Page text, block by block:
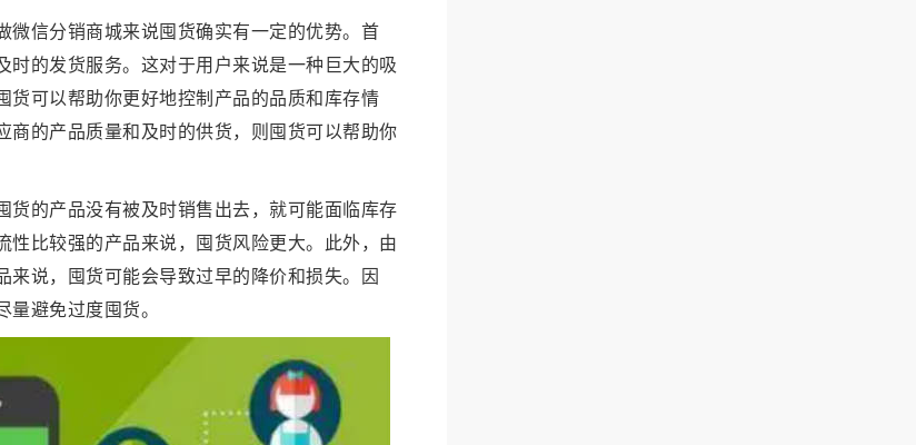
信分销商城来说囤货确实有一定的优势。首
的发货服务。这对于用户来说是一种巨大的吸
可以帮助你更好地控制产品的品质和库存情
商的产品质量和及时的供货，则囤货可以帮助你
的产品没有被及时销售出去，就可能面临库存
比较强的产品来说，囤货风险更大。此外，由
说，囤货可能会导致过早的降价和损失。因
避免过度囤货。